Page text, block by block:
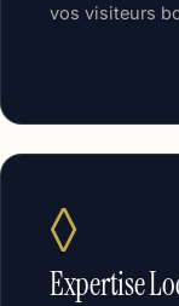
vos visiteurs
◊
Expertise